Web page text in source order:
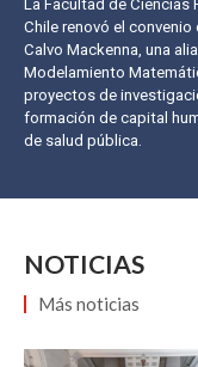
La Facultad de Ciencias
Chile renovó el
Calvo Mackenna, una
Modelamiento
proyectos de
formación de capital
de salud pública.
NOTICIAS
Más noticias